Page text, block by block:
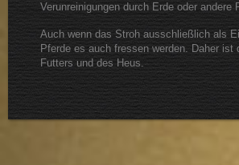
Verunreinigungen durch Erde oder andere
Auch wenn das Stroh ausschließlich als
Pferde es auch fressen werden. Daher
Futters und des Heus.